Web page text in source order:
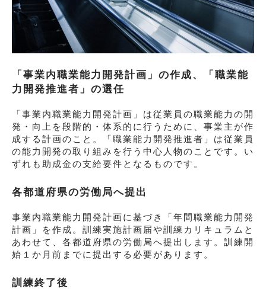
「事業内職業能力開発計画」の作成、「職業能
力開発推進者」の選任
「事業内職業能力開発計画」は従業員の職業能力の開
発・向上を段階的・体系的に行うために、事業主が作
成する計画のこと。「職業能力開発推進者」は従業員
の能力開発の取り組みを行う中心人物のことです。い
ずれも助成金の支給要件となるものです。
各都道府県の労働局へ提出
事業内職業能力開発計画に基づき「年間職業能力開発
計画」を作成。訓練実施計画届や訓練カリキュラムと
あわせて、各都道府県の労働局へ提出します。訓練開
始１か月前までに提出する必要があります。
訓練終了後